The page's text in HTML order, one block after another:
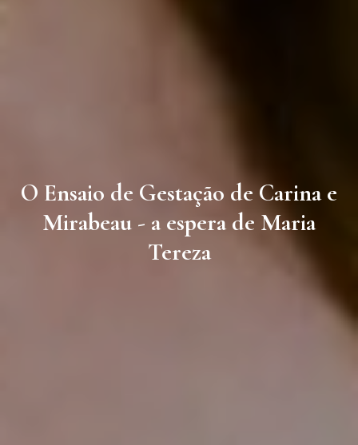
O Ensaio de Gestação de Carina e
Mirabeau - a espera de Maria
Tereza